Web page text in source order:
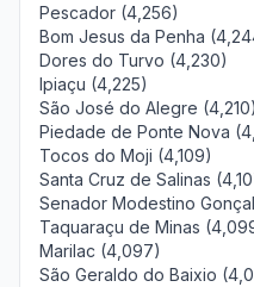
Pescador (4,256)
Bom Jesus da Penha
Dores do Turvo (4,230)
Ipiaçu (4,225)
São José do Alegre (4,210)
Piedade de Ponte Nova
Tocos do Moji (4,109)
Santa Cruz de Salinas
Senador Modestino
Taquaraçu de Minas
Marilac (4,097)
São Geraldo do Baixio